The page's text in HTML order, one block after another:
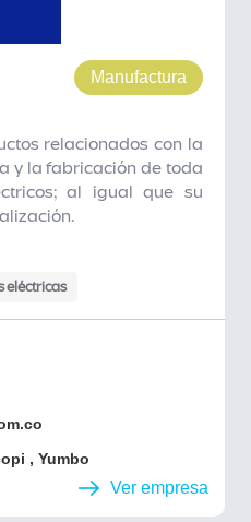
Manufactura
relacionados con la
y la fabricación de toda
al igual que su
eléctricas
, Yumbo
Ver empresa